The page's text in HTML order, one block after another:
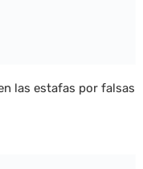
las estafas por falsas